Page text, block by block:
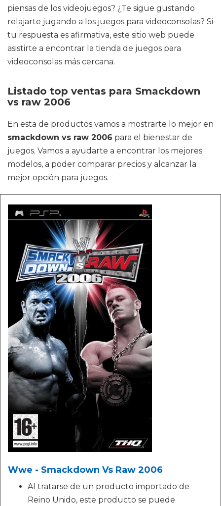
piensas de los videojuegos? ¿Te sigue gustando
relajarte jugando a los juegos para videoconsolas? Si
tu respuesta es afirmativa, este sitio web puede
asistirte a encontrar la tienda de juegos para
videoconsolas más cercana.
Listado top ventas para Smackdown
vs raw 2006
En esta de productos vamos a mostrarte lo mejor en
smackdown vs raw 2006 para el bienestar de
juegos. Vamos a ayudarte a encontrar los mejores
modelos, a poder comparar precios y alcanzar la
mejor opción para juegos.
Wwe - Smackdown Vs Raw 2006
Al tratarse de un producto importado de
Reino Unido, este producto se puede